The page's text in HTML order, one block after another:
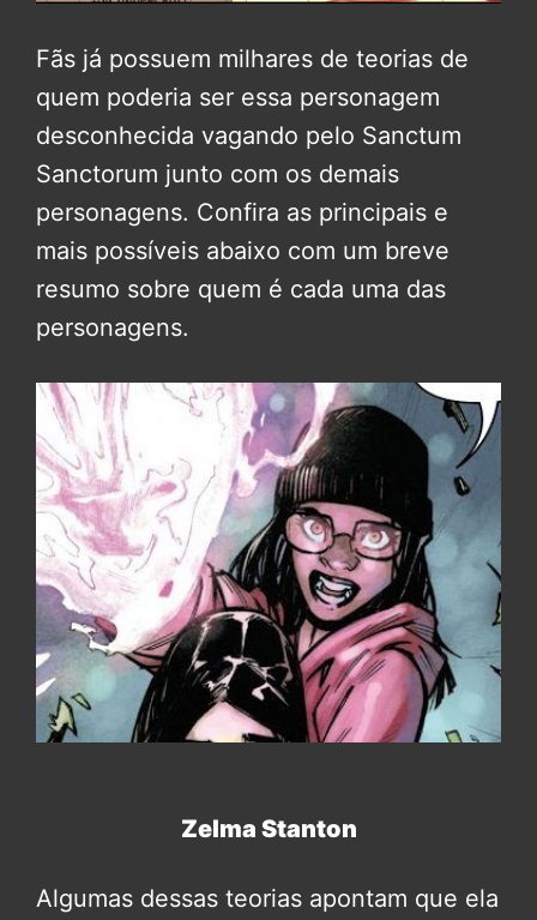
Fãs já possuem milhares de teorias de
quem poderia ser essa personagem
desconhecida vagando pelo Sanctum
Sanctorum junto com os demais
personagens. Confira as principais e
mais possíveis abaixo com um breve
resumo sobre quem é cada uma das
personagens.
Zelma Stanton
Algumas dessas teorias apontam que ela